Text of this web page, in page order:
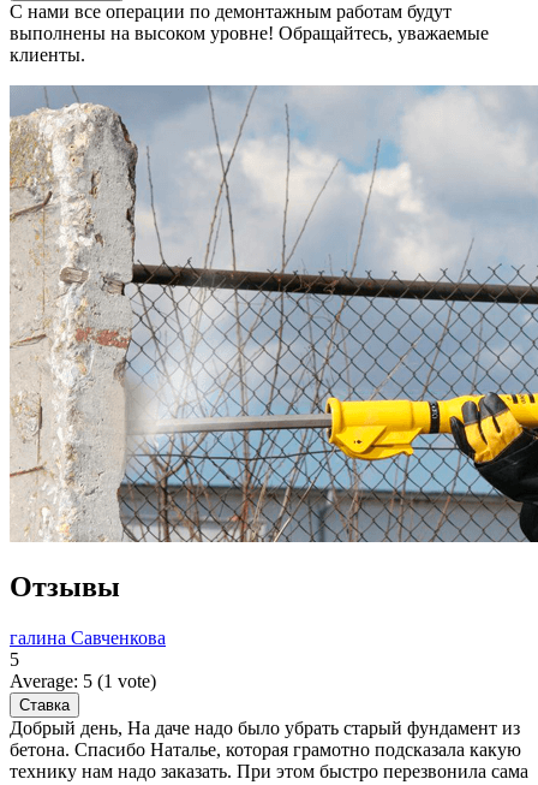
С нами все операции по демонтажным работам будут
выполнены на высоком уровне! Обращайтесь, уважаемые
клиенты.
Отзывы
галина Савченкова
5
Average: 5 (1 vote)
Добрый день, На даче надо было убрать старый фундамент из
бетона. Спасибо Наталье, которая грамотно подсказала какую
технику нам надо заказать. При этом быстро перезвонила сама